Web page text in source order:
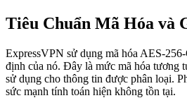
Tiêu Chuẩn Mã Hóa và
ExpressVPN sử dụng mã hóa AES-
định của nó. Đây là mức mã hóa tương
sử dụng cho thông tin được phân loại.
sức mạnh tính toán hiện không tồn tại.